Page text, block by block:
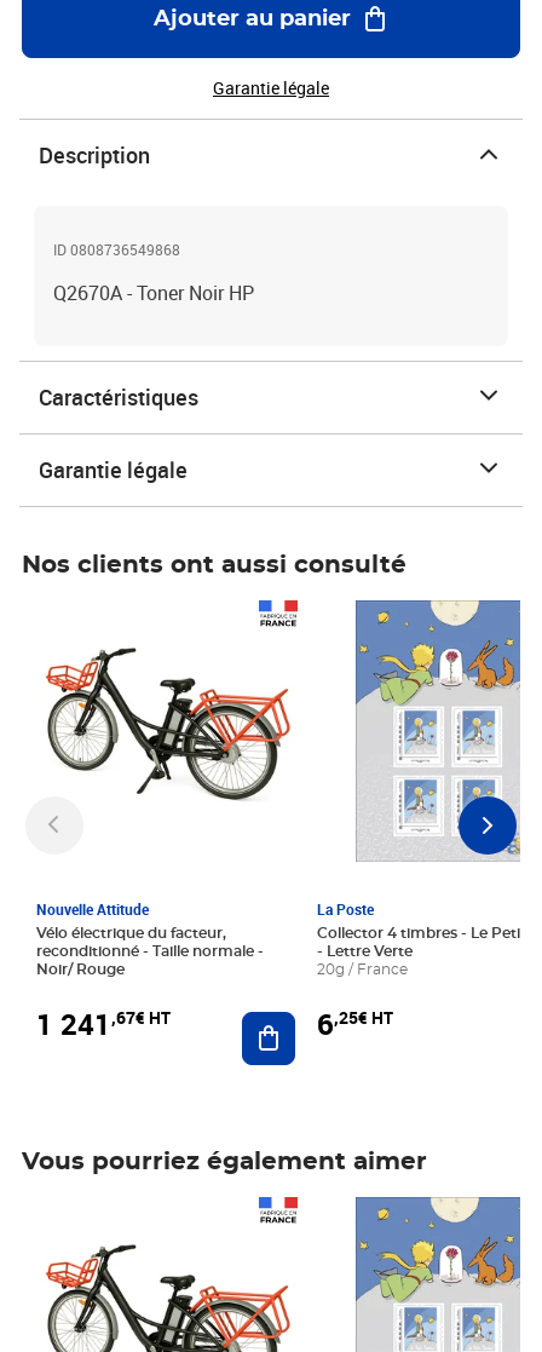
Ajouter au panier
Garantie légale
Description
ID 0808736549868
Q2670A - Toner Noir HP
Caractéristiques
Garantie légale
Nos clients ont aussi consulté
Nouvelle Attitude
Vélo électrique du facteur,
reconditionné - Taille normale -
Noir/ Rouge
1 241 ,67€ HT Ajouter au panier
La Poste
Collector 4 timbres - Le Petit
- Lettre Verte
20g / France
6,25€ HT
Prix 6,25€ HT
Vous pourriez également aimer
Prix 6,25€ HT